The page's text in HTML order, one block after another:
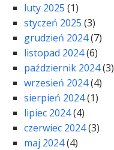
luty 2025 (1)
styczeń 2025 (3)
grudzień 2024(7)
listopad 2024(6)
październik 2024(3)
wrzesień 2024(4)
sierpień 2024(1)
lipiec 2024(4)
czerwiec 2024(3)
maj 2024(4)